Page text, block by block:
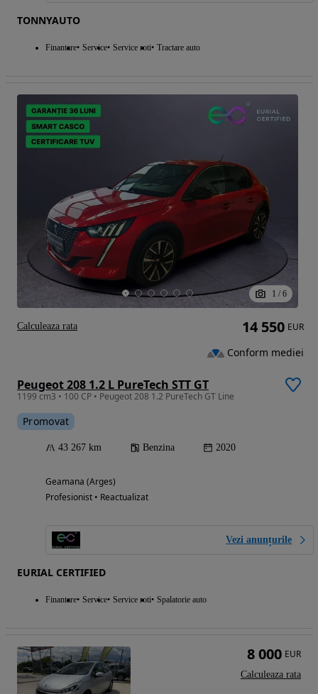
TONNYAUTO
Finantare Service Service roti Tractare auto
1 / 6
Peugeot 208 1.2 L PureTech STT GT
1199 cm3 • 100 CP • Peugeot 208 1.2 PureTech GT Line
Promovat
43 267 km Benzina 2020
Geamana (Arges)
Profesionist • Reactualizat
Vezi anunțurile
EURIAL CERTIFIED
Finantare Service Service roti Spalatorie auto
14 550 EUR
Conform mediei
Calculeaza rata
8 000 EUR
Calculeaza rata